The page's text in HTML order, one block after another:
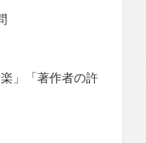
」「著作者の許